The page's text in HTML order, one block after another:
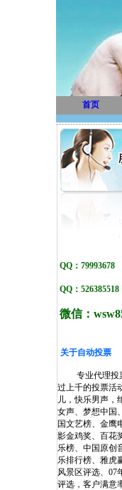
首页
QQ：79993678
QQ：526385518
微信：
关于自动投票
专业代理投
过上千的投票活
儿，快乐男声，
女声、梦想中国
国文艺榜、金鹰
影金鸡奖、百花
乐榜、中国原创
乐排行榜、雅虎
风景区评选、07
评选，客户满意